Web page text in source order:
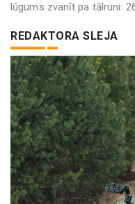
lūgums zvanīt pa tālruni:
REDAKTORA SLEJA